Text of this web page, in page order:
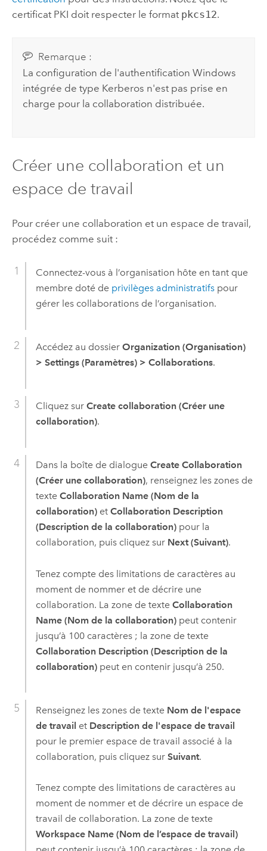
certificat PKI doit respecter le format pkcs12.
Remarque :
La configuration de l'authentification Windows
intégrée de type Kerberos n'est pas prise en
charge pour la collaboration distribuée.
Créer une collaboration et un
espace de travail
Pour créer une collaboration et un espace de travail,
procédez comme suit :
Connectez-vous à l’organisation hôte en tant que
membre doté de privilèges administratifspour
gérer les collaborations de l’organisation.
Accédez au dossier Organization (Organisation)
> Settings (Paramètres) > Collaborations.
Cliquez sur Create collaboration (Créer une
collaboration).
Dans la boîte de dialogue Create Collaboration
(Créer une collaboration), renseignez les zones de
texte Collaboration Name (Nom de la
collaboration)et Collaboration Description
(Description de la collaboration)pour la
collaboration, puis cliquez sur Next (Suivant).
Tenez compte des limitations de caractères au
moment de nommer et de décrire une
collaboration. La zone de texte Collaboration
Name (Nom de la collaboration)peut contenir
jusqu’à 100 caractères ; la zone de texte
Collaboration Description (Description de la
collaboration)peut en contenir jusqu’à 250.
Renseignez les zones de texte Nom de l'espace
de travail et Description de l'espace de travail
pour le premier espace de travail associé à la
collaboration, puis cliquez sur Suivant.
Tenez compte des limitations de caractères au
moment de nommer et de décrire un espace de
travail de collaboration. La zone de texte
Workspace Name (Nom de l’espace de travail)